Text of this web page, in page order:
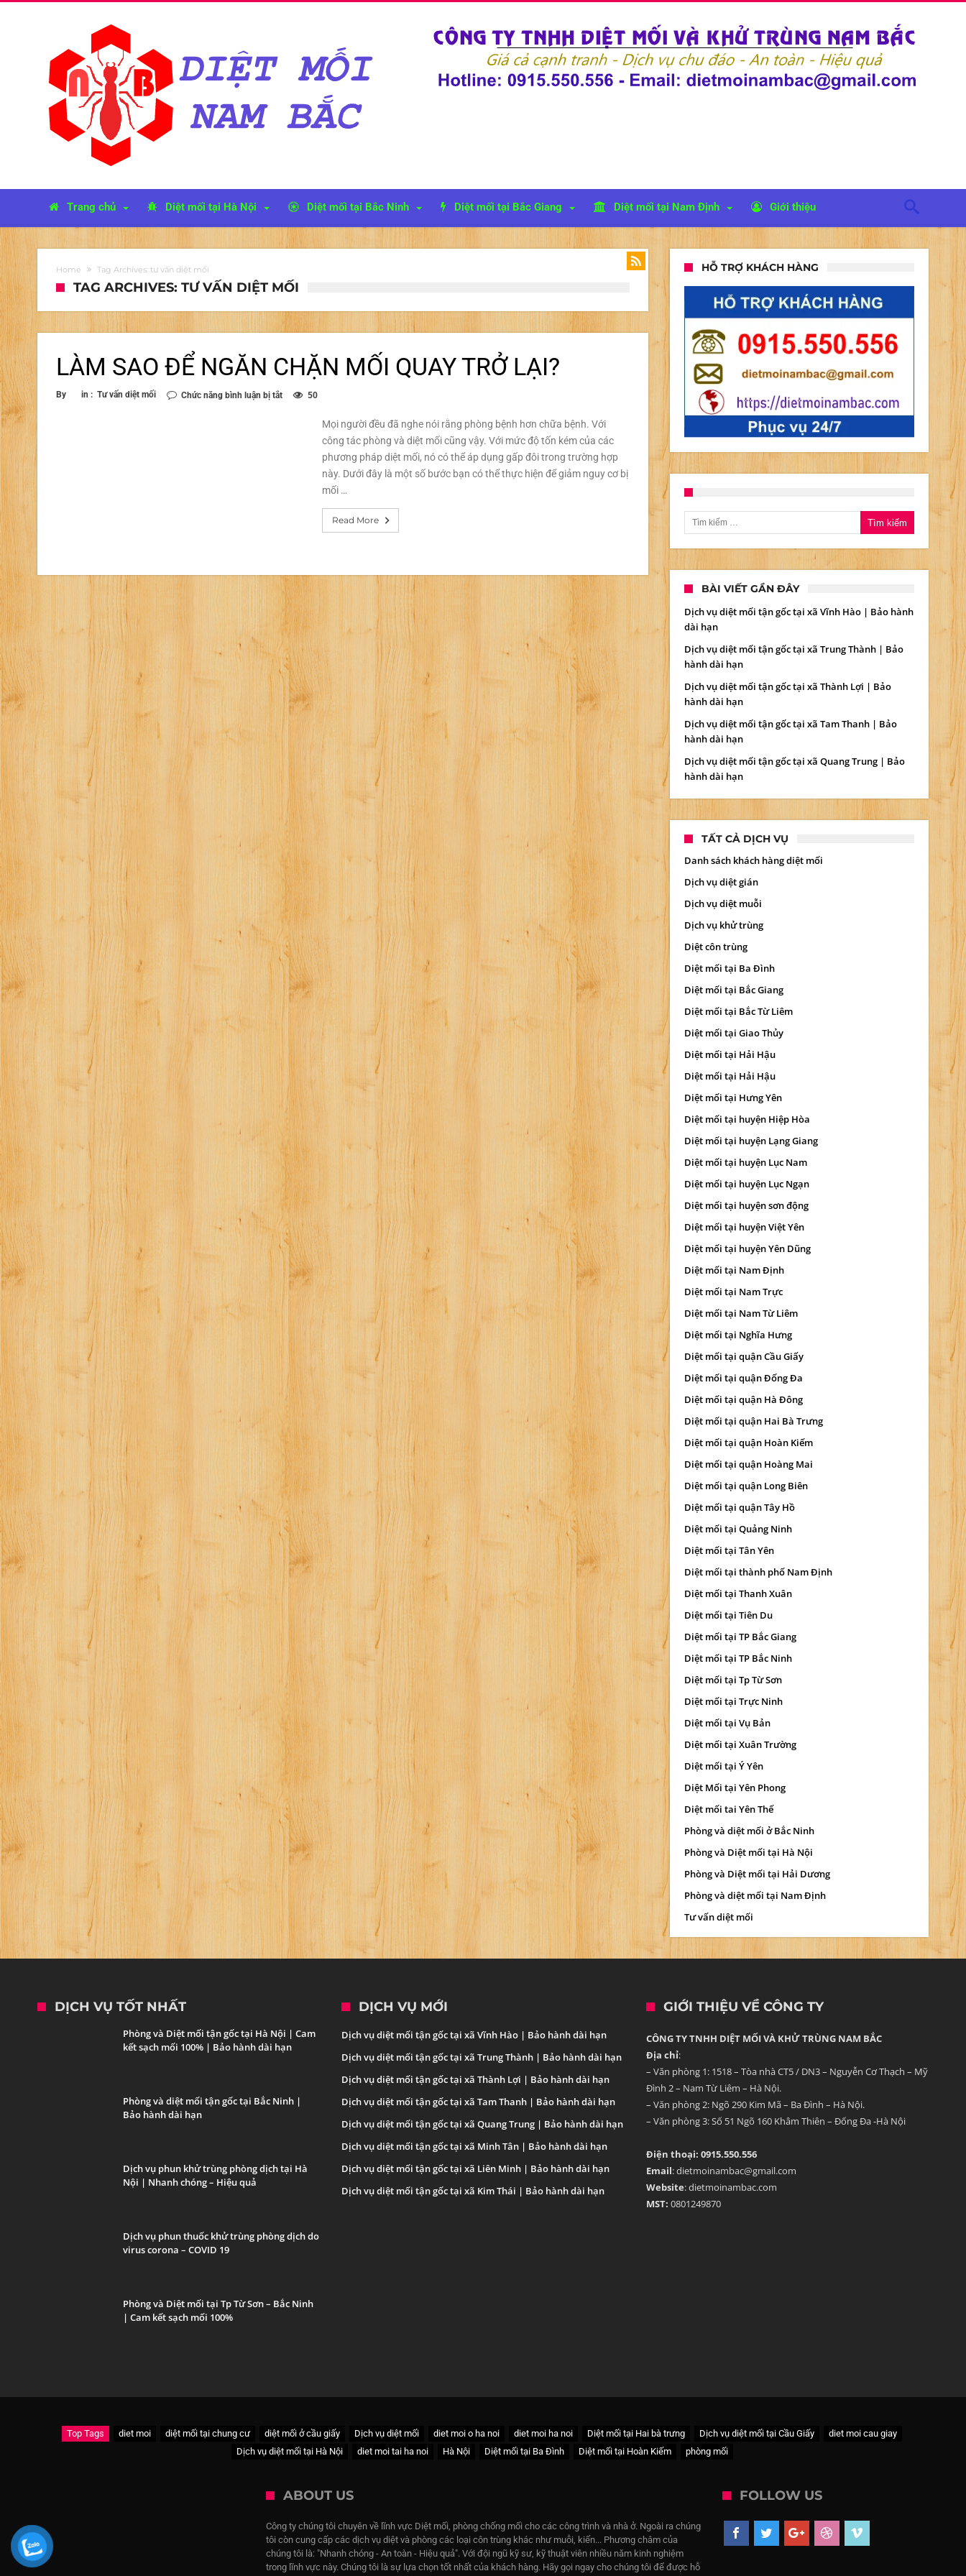
Trang chủ Diệt mối tại Hà Nội Diệt mối tại Bắc Ninh Diệt mối tại Bắc Giang Diệt mối tại Nam Định Giới thiệu
Home Tag Archives: tư vấn diệt mối
TAG ARCHIVES: TƯ VẤN DIỆT MỐI
LÀM SAO ĐỂ NGĂN CHẶN MỐI QUAY TRỞ LẠI?
By in : Tư vấn diệt mối Chức năng bình luận bị tắtở
50
Mọi người đều đã nghe nói rằng phòng bệnh hơn chữa bệnh. Với
công tác phòng và diệt mối cũng vậy. Với mức độ tốn kém của các
phương pháp diệt mối, nó có thể áp dụng gấp đôi trong trường hợp
này. Dưới đây là một số bước bạn có thể thực hiện để giảm nguy cơ bị
mối …
Read More
HỖ TRỢ KHÁCH HÀNG
Tìm kiếm cho:
BÀI VIẾT GẦN ĐÂY
Dịch vụ diệt mối tận gốc tại xã Vĩnh Hào | Bảo hành
dài hạn
Dịch vụ diệt mối tận gốc tại xã Trung Thành | Bảo
hành dài hạn
Dịch vụ diệt mối tận gốc tại xã Thành Lợi | Bảo
hành dài hạn
Dịch vụ diệt mối tận gốc tại xã Tam Thanh | Bảo
hành dài hạn
Dịch vụ diệt mối tận gốc tại xã Quang Trung | Bảo
hành dài hạn
TẤT CẢ DỊCH VỤ
Danh sách khách hàng diệt mối
Dịch vụ diệt gián
Dịch vụ diệt muỗi
Dịch vụ khử trùng
Diệt côn trùng
Diệt mối tại Ba Đình
Diệt mối tại Bắc Giang
Diệt mối tại Bắc Từ Liêm
Diệt mối tại Giao Thủy
Diệt mối tại Hải Hậu
Diệt mối tại Hải Hậu
Diệt mối tại Hưng Yên
Diệt mối tại huyện Hiệp Hòa
Diệt mối tại huyện Lạng Giang
Diệt mối tại huyện Lục Nam
Diệt mối tại huyện Lục Ngạn
Diệt mối tại huyện sơn động
Diệt mối tại huyện Việt Yên
Diệt mối tại huyện Yên Dũng
Diệt mối tại Nam Định
Diệt mối tại Nam Trực
Diệt mối tại Nam Từ Liêm
Diệt mối tại Nghĩa Hưng
Diệt mối tại quận Cầu Giấy
Diệt mối tại quận Đống Đa
Diệt mối tại quận Hà Đông
Diệt mối tại quận Hai Bà Trưng
Diệt mối tại quận Hoàn Kiếm
Diệt mối tại quận Hoàng Mai
Diệt mối tại quận Long Biên
Diệt mối tại quận Tây Hồ
Diệt mối tại Quảng Ninh
Diệt mối tại Tân Yên
Diệt mối tại thành phố Nam Định
Diệt mối tại Thanh Xuân
Diệt mối tại Tiên Du
Diệt mối tại TP Bắc Giang
Diệt mối tại TP Bắc Ninh
Diệt mối tại Tp Từ Sơn
Diệt mối tại Trực Ninh
Diệt mối tại Vụ Bản
Diệt mối tại Xuân Trường
Diệt mối tại Ý Yên
Diệt Mối tại Yên Phong
Diệt mối tai Yên Thế
Phòng và diệt mối ở Bắc Ninh
Phòng và Diệt mối tại Hà Nội
Phòng và Diệt mối tại Hải Dương
Phòng và diệt mối tại Nam Định
Tư vấn diệt mối
DỊCH VỤ TỐT NHẤT
Phòng và Diệt mối tận gốc tại Hà Nội | Cam
kết sạch mối 100% | Bảo hành dài hạn
Phòng và diệt mối tận gốc tại Bắc Ninh |
Bảo hành dài hạn
Dịch vụ phun khử trùng phòng dịch tại Hà
Nội | Nhanh chóng – Hiệu quả
Dịch vụ phun thuốc khử trùng phòng dịch do
virus corona – COVID 19
Phòng và Diệt mối tại Tp Từ Sơn – Bắc Ninh
| Cam kết sạch mối 100%
DỊCH VỤ MỚI
Dịch vụ diệt mối tận gốc tại xã Vĩnh Hào | Bảo hành dài hạn
Dịch vụ diệt mối tận gốc tại xã Trung Thành | Bảo hành dài hạn
Dịch vụ diệt mối tận gốc tại xã Thành Lợi | Bảo hành dài hạn
Dịch vụ diệt mối tận gốc tại xã Tam Thanh | Bảo hành dài hạn
Dịch vụ diệt mối tận gốc tại xã Quang Trung | Bảo hành dài hạn
Dịch vụ diệt mối tận gốc tại xã Minh Tân | Bảo hành dài hạn
Dịch vụ diệt mối tận gốc tại xã Liên Minh | Bảo hành dài hạn
Dịch vụ diệt mối tận gốc tại xã Kim Thái | Bảo hành dài hạn
GIỚI THIỆU VỀ CÔNG TY
CÔNG TY TNHH DIỆT MỐI VÀ KHỬ TRÙNG NAM BẮC
Địa chỉ:
– Văn phòng 1: 1518 – Tòa nhà CT5 / DN3 – Nguyễn Cơ Thạch – Mỹ
Đình 2 – Nam Từ Liêm – Hà Nội.
– Văn phòng 2: Ngõ 290 Kim Mã – Ba Đình – Hà Nội.
– Văn phòng 3: Số 51 Ngõ 160 Khâm Thiên – Đống Đa -Hà Nội
Điện thoại: 0915.550.556
Email: dietmoinambac@gmail.com
Website: dietmoinambac.com
MST: 0801249870
Top Tags diet moi diệt mối tại chung cư diệt mối ở cầu giấy Dịch vụ diệt mối diet moi o ha noi diet moi ha noi Diệt mối tại Hai bà trưng Dịch vụ diệt mối tại Cầu Giấy
diet moi cau giay
Dịch vụ diệt mối tại Hà Nội
diet moi tai ha noi Hà Nội Diệt mối tại Ba Đình Diệt mối tại Hoàn Kiếm phòng mối
ABOUT US
Công ty chúng tôi chuyên về lĩnh vực Diệt mối, phòng chống mối cho các công trình và nhà ở. Ngoài ra chúng
tôi còn cung cấp các dịch vụ diệt và phòng các loại côn trùng khác như muỗi, kiến... Phương châm của
chúng tôi là: "Nhanh chóng - An toàn - Hiệu quả". Với đội ngũ kỹ sư, kỹ thuật viên nhiều năm kinh nghiệm
trong lĩnh vực này. Chúng tôi là sự lựa chọn tốt nhất của khách hàng. Hãy gọi ngay cho chúng tôi để được hỗ
FOLLOW US